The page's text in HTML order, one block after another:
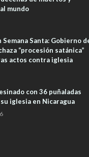
mundo
Semana Santa: Gobierno
“procesión satánica”
actos contra iglesia
con 36 puñaladas
iglesia en Nicaragua